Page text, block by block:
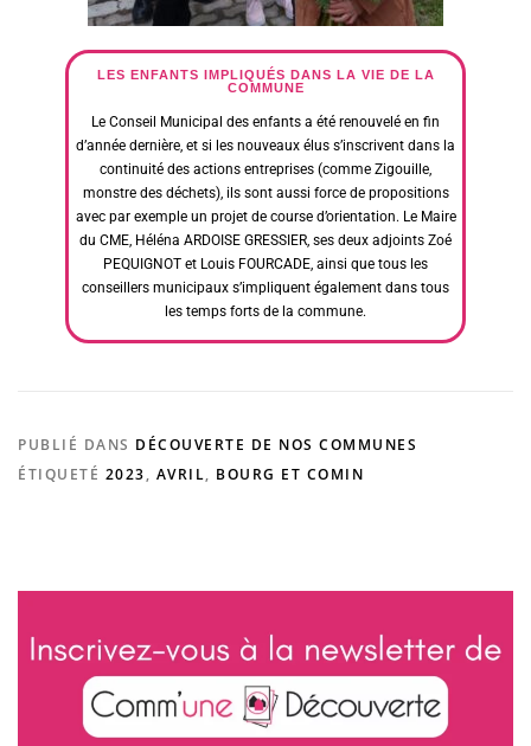
LES ENFANTS IMPLIQUÉS DANS LA VIE DE LA
COMMUNE
Le Conseil Municipal des enfants a été renouvelé en fin
d’année dernière, et si les nouveaux élus s’inscrivent dans la
continuité des actions entreprises (comme Zigouille,
monstre des déchets), ils sont aussi force de propositions
avec par exemple un projet de course d’orientation. Le Maire
du CME, Héléna ARDOISE GRESSIER, ses deux adjoints Zoé
PEQUIGNOT et Louis FOURCADE, ainsi que tous les
conseillers municipaux s’impliquent également dans tous
les temps forts de la commune.
PUBLIÉ DANS DÉCOUVERTE DE NOS COMMUNES
ÉTIQUETÉ 2023, AVRIL, BOURG ET COMIN